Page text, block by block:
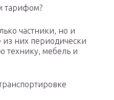
тарифом?
частники, но и
них периодически
технику, мебель и